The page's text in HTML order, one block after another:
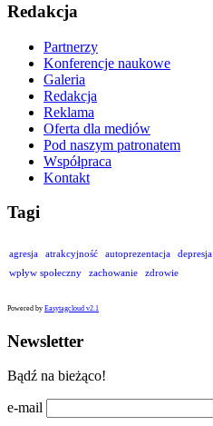
Redakcja
Partnerzy
Konferencje naukowe
Galeria
Redakcja
Reklama
Oferta dla mediów
Pod naszym patronatem
Współpraca
Kontakt
Tagi
agresja atrakcyjność autoprezentacja depresja
wpływ społeczny
zachowanie zdrowie
Powered by Easytagcloud v2.1
Newsletter
Bądź na bieżąco!
e-mail